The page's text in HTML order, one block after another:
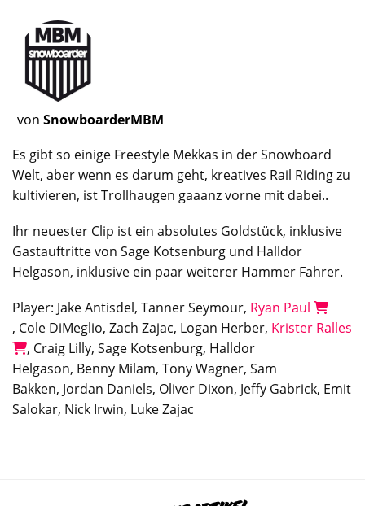
von SnowboarderMBM
Es gibt so einige Freestyle Mekkas in derSnowboard
Welt, aber wenn es darum geht, kreatives Rail Riding zu
kultivieren, ist Trollhaugen gaaanz vorne mit dabei..
Ihr neuester Clip ist ein absolutes Goldstück, inklusive
Gastauftritte von Sage Kotsenburg und Halldor
Helgason, inklusive ein paar weiterer Hammer Fahrer.
Player: Jake Antisdel, Tanner Seymour, Ryan Paul
, Cole DiMeglio, Zach Zajac, Logan Herber, Krister Ralles
, Craig Lilly, Sage Kotsenburg, Halldor
Helgason, Benny Milam, Tony Wagner, Sam
Bakken, Jordan Daniels, Oliver Dixon, Jeffy Gabrick, Emit
Salokar, Nick Irwin, Luke Zajac